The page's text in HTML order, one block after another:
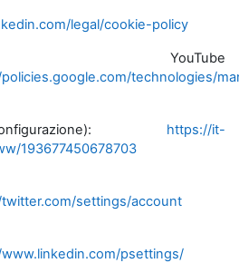
legal/cookie-policy
YouTube
technologies/
https://it-
193677450678703
settings/account
psettings/